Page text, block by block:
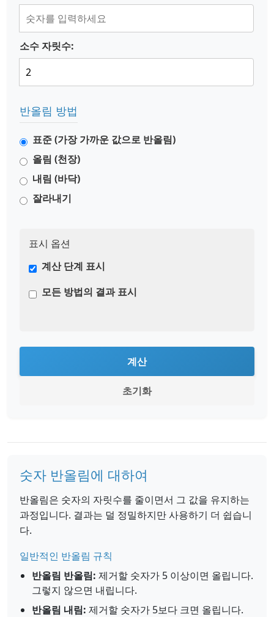
소수 자릿수:
반올림 방법
표준 (가장 가까운 값으로 반올림)
올림 (천장)
내림 (바닥)
잘라내기
표시 옵션
계산 단계 표시
모든 방법의 결과 표시
계산
초기화
숫자 반올림에 대하여
반올림은 숫자의 자릿수를 줄이면서 그 값을 유지하는
과정입니다. 결과는 덜 정밀하지만 사용하기 더 쉽습니
다.
일반적인 반올림 규칙
반올림 반올림: 제거할 숫자가 5 이상이면 올립니다.
그렇지 않으면 내립니다.
반올림 내림: 제거할 숫자가 5보다 크면 올립니다.